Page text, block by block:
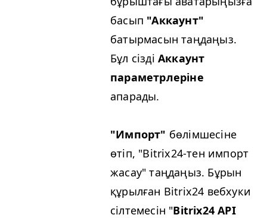
басып "Аккаунт"
батырмасын таңдаңыз.
Бұл сізді Аккаунт
параметрлеріне
апарады.
"Импорт" бөлімшесіне
өтіп, "Bitrix24-тен импорт
жасау" таңдаңыз. Бұрын
құрылған Bitrix24 вебхуки
сілтемесін "Bitrix24 API